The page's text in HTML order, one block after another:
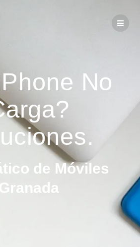
No
de Móviles
Granada